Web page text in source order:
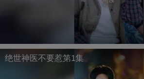
绝世神医不要惹第1集